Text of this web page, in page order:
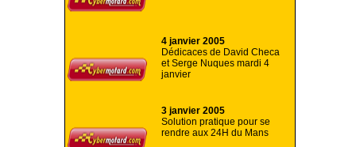
4 janvier 2005
Dédicaces de David Checa
et Serge Nuques mardi 4
janvier
3 janvier 2005
Solution pratique pour se
rendre aux 24H du Mans